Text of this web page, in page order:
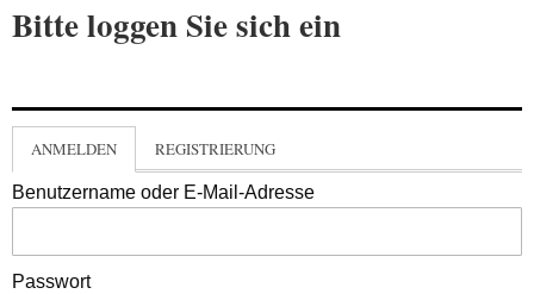
Bitte loggen Sie sich ein
ANMELDEN REGISTRIERUNG
Benutzername oder E-Mail-Adresse
Passwort